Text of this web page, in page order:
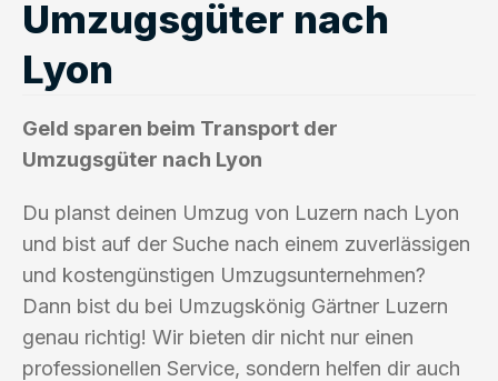
Umzugsgüter nach
Lyon
Geld sparen beim Transport der
Umzugsgüter nach Lyon
Du planst deinen Umzug von Luzern nach Lyon
und bist auf der Suche nach einem zuverlässigen
und kostengünstigen Umzugsunternehmen?
Dann bist du bei Umzugskönig Gärtner Luzern
genau richtig! Wir bieten dir nicht nur einen
professionellen Service, sondern helfen dir auch